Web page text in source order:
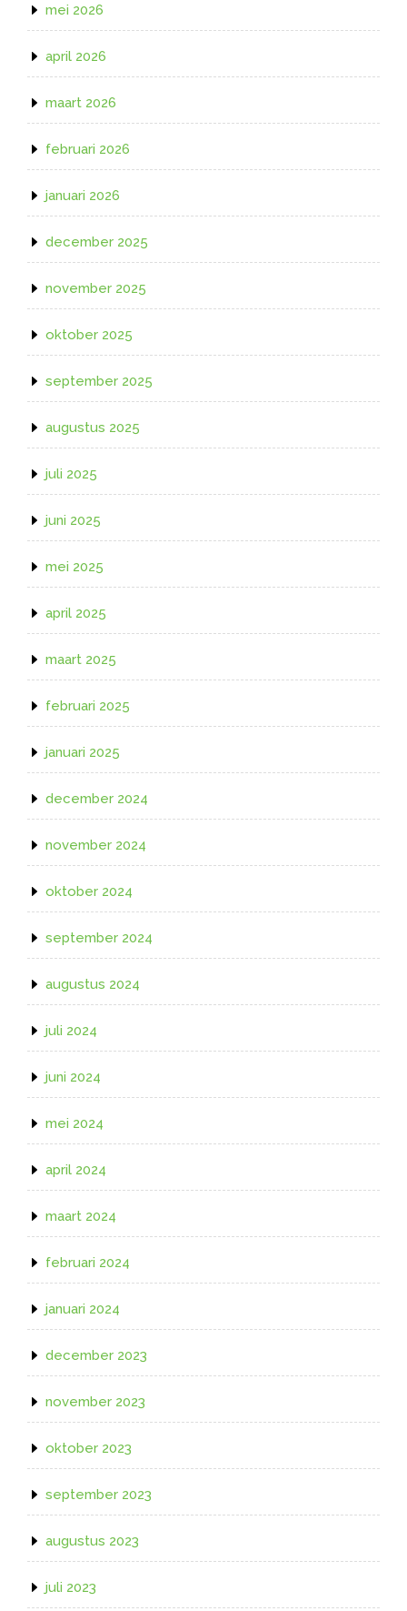
mei 2026
april 2026
maart 2026
februari 2026
januari 2026
december 2025
november 2025
oktober 2025
september 2025
augustus 2025
juli 2025
juni 2025
mei 2025
april 2025
maart 2025
februari 2025
januari 2025
december 2024
november 2024
oktober 2024
september 2024
augustus 2024
juli 2024
juni 2024
mei 2024
april 2024
maart 2024
februari 2024
januari 2024
december 2023
november 2023
oktober 2023
september 2023
augustus 2023
juli 2023